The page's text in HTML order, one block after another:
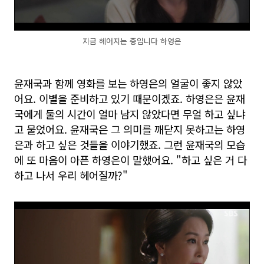
지금 헤어지는 중입니다 하영은
윤재국과 함께 영화를 보는 하영은의 얼굴이 좋지 않았
어요. 이별을 준비하고 있기 때문이겠죠. 하영은은 윤재
국에게 둘의 시간이 얼마 남지 않았다면 무얼 하고 싶냐
고 물었어요. 윤재국은 그 의미를 깨닫지 못하고는 하영
은과 하고 싶은 것들을 이야기했죠. 그런 윤재국의 모습
에 또 마음이 아픈 하영은이 말했어요. "하고 싶은 거 다
하고 나서 우리 헤어질까?"